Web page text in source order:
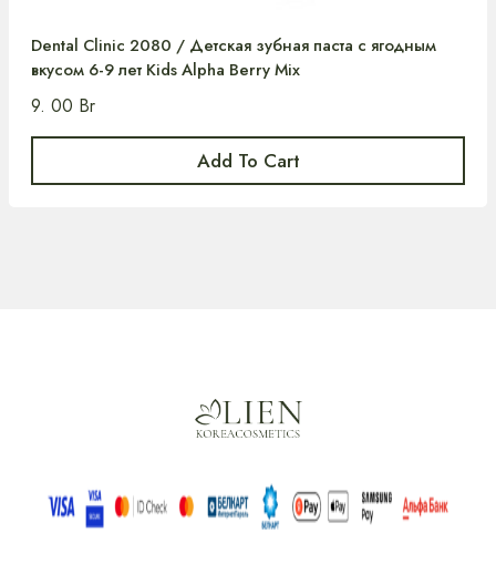
Dental Clinic 2080 / Детская зубная паста с ягодным
вкусом 6-9 лет Kids Alpha Berry Mix
9. 00 Br
Add To Cart